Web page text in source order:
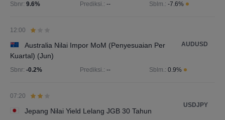
Sbnr: 9.6% Prediksi.: -- Sblm.: -7.6%
12:00
Australia Nilai Impor MoM (Penyesuaian Per
Kuartal) (Jun)
AUDUSD
Sbnr: -0.2% Prediksi.: -- Sblm.: 0.9%
07:20
Jepang Nilai Yield Lelang JGB 30 Tahun
USDJPY